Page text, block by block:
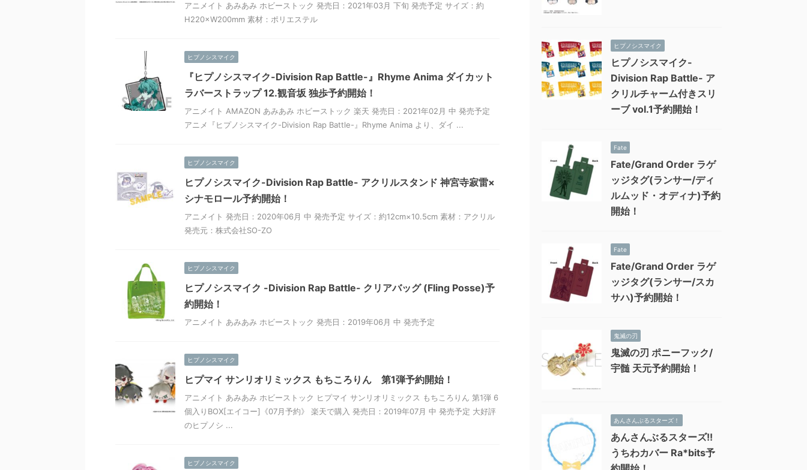
アニメイト あみあみ ホビーストック 発売日：2021年03月 下旬 発売予定 サイズ：約
H220×W200mm 素材：ポリエステル
ヒプノシスマイク
『ヒプノシスマイク-Division Rap Battle-』Rhyme Anima ダイカット
ラバーストラップ 12.観音坂 独歩予約開始！
アニメイト AMAZON あみあみ ホビーストック 楽天 発売日：2021年02月 中 発売予定
アニメ『ヒプノシスマイク-Division Rap Battle-』Rhyme Anima より、ダイ ...
ヒプノシスマイク
ヒプノシスマイク-Division Rap Battle- アクリルスタンド 神宮寺寂雷×
シナモロール予約開始！
アニメイト 発売日：2020年06月 中 発売予定 サイズ：約12cm×10.5cm 素材：アクリル
発売元：株式会社SO-ZO
ヒプノシスマイク
ヒプノシスマイク -Division Rap Battle- クリアバッグ (Fling Posse)予
約開始！
アニメイト あみあみ ホビーストック 発売日：2019年06月 中 発売予定
ヒプノシスマイク
ヒプマイ サンリオリミックス もちころりん 第1弾予約開始！
アニメイト あみあみ ホビーストック ヒプマイ サンリオリミックス もちころりん 第1弾 6
個入りBOX[エイコー]《07月予約》 楽天で購入 発売日：2019年07月 中 発売予定 大好評
のヒプノシ ...
ヒプノシスマイク
ヒプノシスマイク
ヒプノシスマイク-
Division Rap Battle- ア
クリルチャーム付きスリ
ーブ vol.1予約開始！
Fate
Fate/Grand Order ラゲ
ッジタグ(ランサー/ディ
ルムッド・オディナ)予約
開始！
Fate
Fate/Grand Order ラゲ
ッジタグ(ランサー/スカ
サハ)予約開始！
鬼滅の刃
鬼滅の刃 ポニーフック/
宇髄 天元予約開始！
あんさんぶるスターズ！
あんさんぶるスターズ!!
うちわカバー Ra*bits予